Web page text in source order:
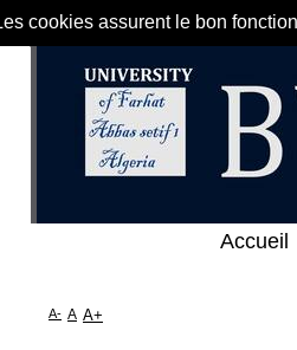
cookies assurent le bon
المباشر لمكتبة كلية
Accueil
A- A A+